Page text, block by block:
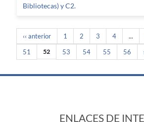
Bibliotecas) y C2.
‹‹ anterior 1 2 3 4 ...
51
52 53 54 55 56
ENLACES DE